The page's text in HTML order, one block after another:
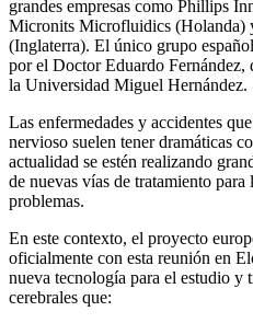
grandes empresas como Phillips
Micronits Microfluidics (Holanda)
(Inglaterra). El único grupo
por el Doctor Eduardo
la Universidad Miguel Hernández.
Las enfermedades y accidentes
nervioso suelen tener dramáticas
actualidad se estén realizando
de nuevas vías de tratamiento
problemas.
En este contexto, el proyecto
oficialmente con esta reunión en
nueva tecnología para el estudio y
cerebrales que: